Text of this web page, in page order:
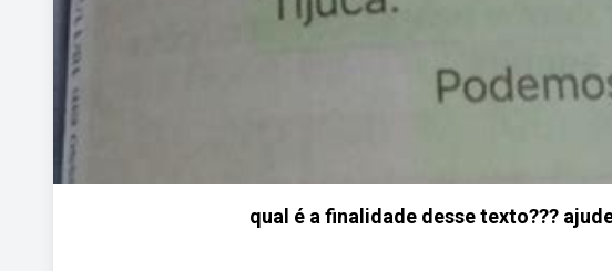
qual é a finalidade desse texto???